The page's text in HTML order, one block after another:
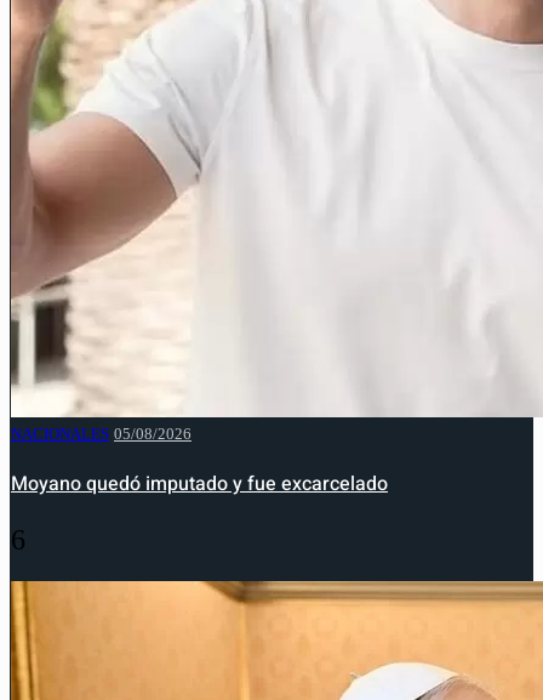
NACIONALES 05/08/2026
Moyano quedó imputado y fue excarcelado
6